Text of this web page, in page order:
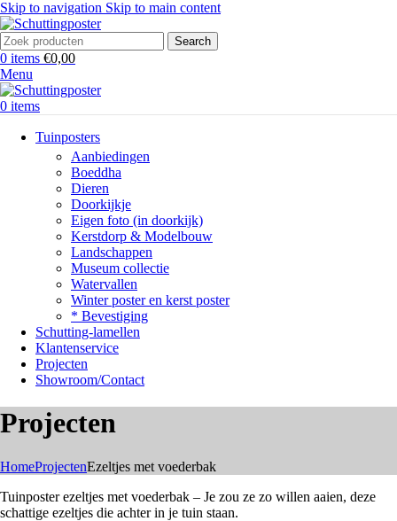
Skip to navigation Skip to main content
Search
0 items €0,00
Menu
0 items
Tuinposters
Aanbiedingen
Boeddha
Dieren
Doorkijkje
Eigen foto (in doorkijk)
Kerstdorp & Modelbouw
Landschappen
Museum collectie
Watervallen
Winter poster en kerst poster
* Bevestiging
Schutting-lamellen
Klantenservice
Projecten
Showroom/Contact
Projecten
HomeProjectenEzeltjes met voederbak
Tuinposter ezeltjes met voederbak – Je zou ze zo willen aaien, deze
schattige ezeltjes die achter in je tuin staan.